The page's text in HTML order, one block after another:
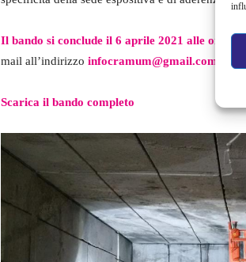
Il bando si conclude il 6 aprile 2021 alle ore
mail all’indirizzo infocramum@gmail.com
Scarica il bando completo